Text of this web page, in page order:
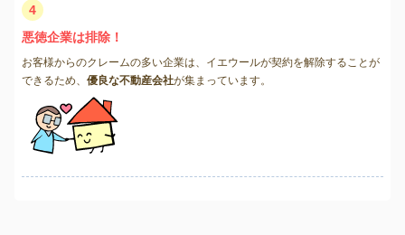
4
悪徳企業は排除！
お客様からのクレームの多い企業は、イエウールが契約を解除することが
できるため、 優良な不動産会社が集まっています。